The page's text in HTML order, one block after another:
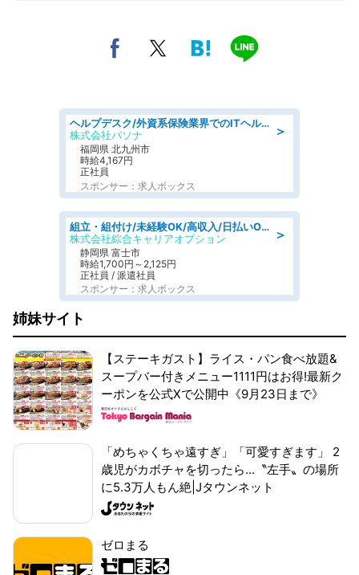
＞
ヘルプデスク/外資系保険業界でのITヘルプデスク業務/駅近/即日勤務可/ヘルプデスク
株式会社パソナ
福岡県 北九州市
時給4,167円
正社員
スポンサー：求人ボックス
＞
組立・組付け/未経験OK/高収入/日払いOK/交替制/20・30・40代活躍中
株式会社綜合キャリアオプション
静岡県 富士市
時給1,700円～2,125円
正社員 / 派遣社員
スポンサー：求人ボックス
姉妹サイト
【ステーキガスト】ライス・パン食べ放題&
スープバー付きメニュー1111円はお得!最新ク
ーポンを公式Xで公開中《9月23日まで》
「めちゃくちゃ遠すぎ」「可愛すぎます」 2
歳児がカボチャを切ったら...〝左手〟の場所
に5.3万人もん絶|Jタウンネット
ゼロまる